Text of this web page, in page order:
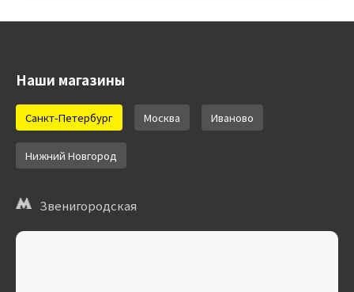
Наши магазины
Санкт-Петербург Москва Иваново
Нижний Новгород
Звенигородская